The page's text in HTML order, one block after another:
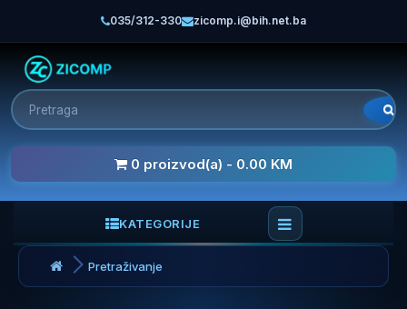
035/312-330 zicomp.i@bih.net.ba
0 proizvod(a) - 0.00 KM
KATEGORIJE
Pretraživanje